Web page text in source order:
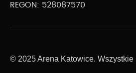
REGON: 528087570
© 2025 Arena Katowice. Wszystkie